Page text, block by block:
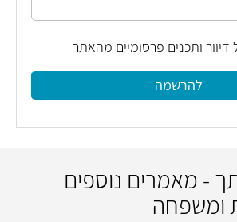
דיוור ותכנים פרסומיים מהאתר
להרשמה
- מאמרים נוספים
ומשפחה